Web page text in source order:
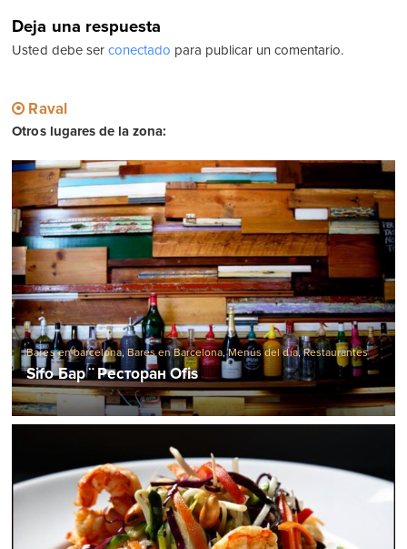
Deja una respuesta
Usted debe ser conectado para publicar un comentario.
Raval
Otros lugares de la zona:
Bares en barcelona,Bares en Barcelona,Menús del día,Restaurantes
en barcelona
Sifo Бар ¨ Ресторан Ofis